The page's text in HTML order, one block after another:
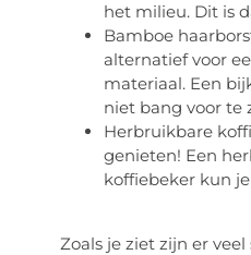
het milieu. Dit is
Bamboe
alternatief voor
materiaal. Een
niet bang voor te
Herbruikbare
genieten! Een
koffiebeker kun
Zoals je ziet zijn er